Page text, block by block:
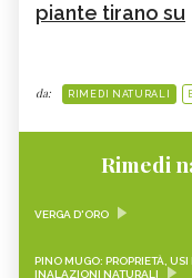
piante tirano su
da: RIMEDI NATURALI
Rimedi
VERGA D'ORO
PINO MUGO: PROPRIETÀ, USI
INALAZIONI NATURALI